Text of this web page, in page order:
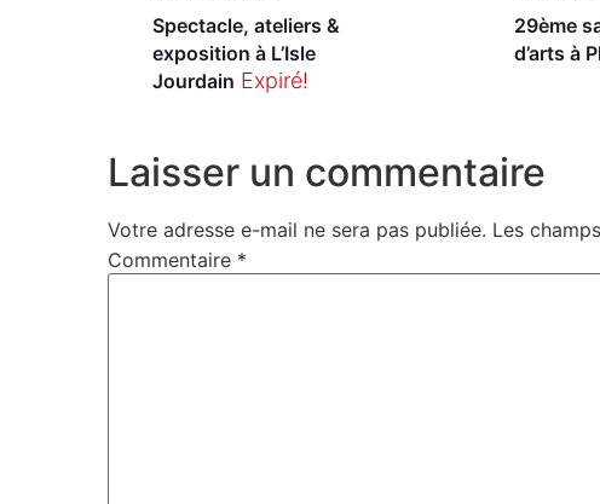
Spectacle, ateliers &
exposition à L’Isle
Jourdain Expiré!
29ème
d’arts à
Laisser un commentaire
Votre adresse e-mail ne sera pas publiée. Les
Commentaire *